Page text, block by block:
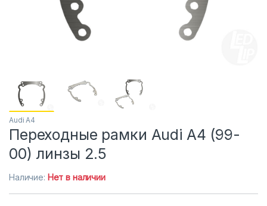
Audi A4
Переходные рамки Audi A4 (99-
00) линзы 2.5
Наличие: Нет в наличии